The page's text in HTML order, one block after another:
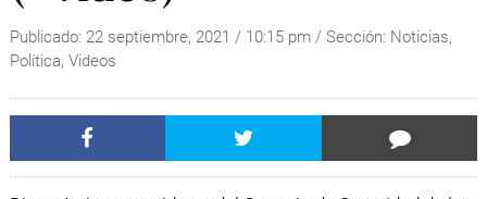
Publicado: 22 septiembre, 2021 / 10:15 pm / Sección: Noticias,
Política, Videos